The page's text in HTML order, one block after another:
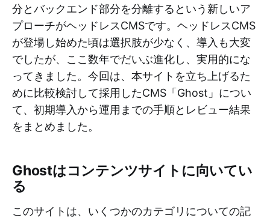
分とバックエンド部分を分離するという新しいア
プローチがヘッドレスCMSです。ヘッドレスCMS
が登場し始めた頃は選択肢が少なく、導入も大変
でしたが、ここ数年でだいぶ進化し、実用的にな
ってきました。今回は、本サイトを立ち上げるた
めに比較検討して採用したCMS「Ghost」につい
て、初期導入から運用までの手順とレビュー結果
をまとめました。
Ghostはコンテンツサイトに向いてい
る
このサイトは、いくつかのカテゴリについての記